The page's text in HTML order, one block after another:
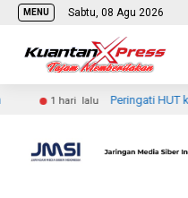
MENU Sabtu, 08 Agu 2026
lalu Peringati HUT ke-1 Kodam